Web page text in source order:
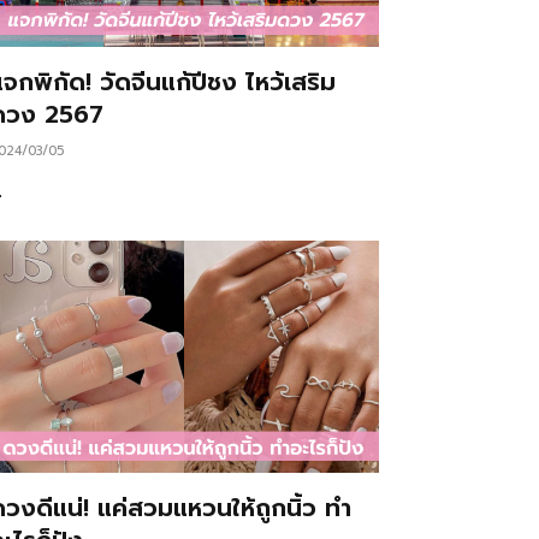
กพิกัด! วัดจีนแก้ปีชง ไหว้เสริม
ง 2567
03/05
งดีแน่! แค่สวมแหวนให้ถูกนิ้ว ทำ